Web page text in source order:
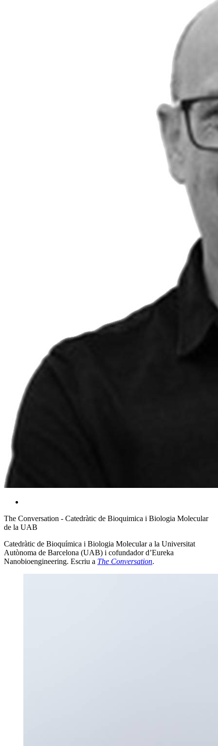
The Conversation - Catedràtic de Bioquimica i Biologia Molecular
de la UAB
Catedràtic de Bioquímica i Biologia Molecular a la Universitat
Autònoma de Barcelona (UAB) i cofundador d’Eureka
Nanobioengineering. Escriu a The Conversation.